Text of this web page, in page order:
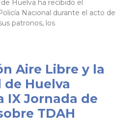
Huelva ha recibido el
Nacional durante el acto de
patronos, los
Aire Libre y la
de Huelva
IX Jornada de
TDAH